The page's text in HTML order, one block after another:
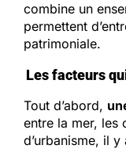
combine un
permettent
patrimoniale.
Les facteurs
Tout d’abord,
entre la mer, les
d’urbanisme, il